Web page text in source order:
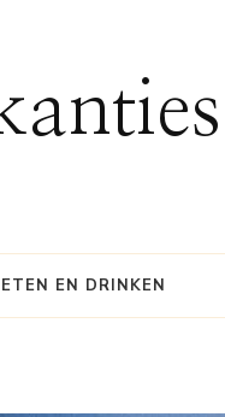
ETEN EN DRINKEN